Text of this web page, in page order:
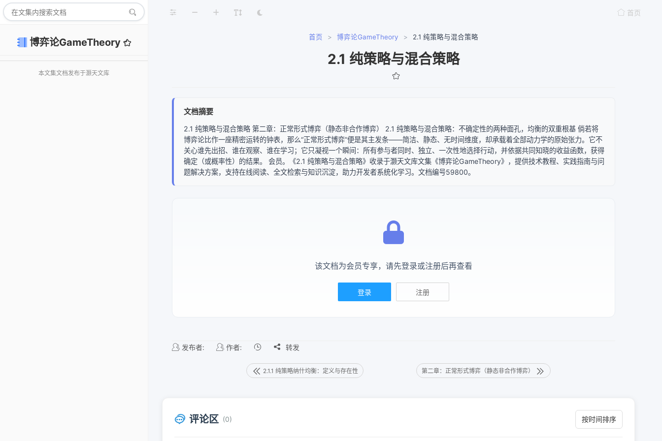
博弈论GameTheory
本文集文档发布于灏天文库
首页
首页 > 博弈论GameTheory > 2.1 纯策略与混合策略
2.1 纯策略与混合策略
文档摘要
2.1 纯策略与混合策略 第二章：正常形式博弈（静态非合作博弈） 2.1 纯策略与混合策略：不确定性的两种面孔，均衡的双重根基 倘若将
博弈论比作一座精密运转的钟表，那么“正常形式博弈”便是其主发条——简洁、静态、无时间维度，却承载着全部动力学的原始张力。它不
关心谁先出招、谁在观察、谁在学习；它只凝视一个瞬间：所有参与者同时、独立、一次性地选择行动，并依据共同知晓的收益函数，获得
确定（或概率性）的结果。 会员。《2.1 纯策略与混合策略》收录于灏天文库文集《博弈论GameTheory》，提供技术教程、实践指南与问
题解决方案，支持在线阅读、全文检索与知识沉淀，助力开发者系统化学习。文档编号59800。
该文档为会员专享，请先登录或注册后再查看
登录 注册
发布者: 作者:  转发
2.1.1 纯策略纳什均衡：定义与存在性 第二章：正常形式博弈（静态非合作博弈）
评论区 (0)